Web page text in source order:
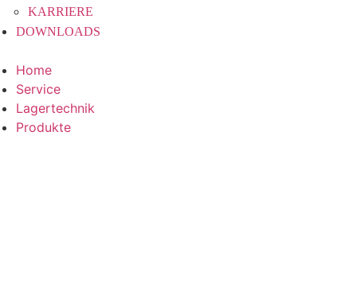
KARRIERE
DOWNLOADS
Home
Service
Lagertechnik
Produkte